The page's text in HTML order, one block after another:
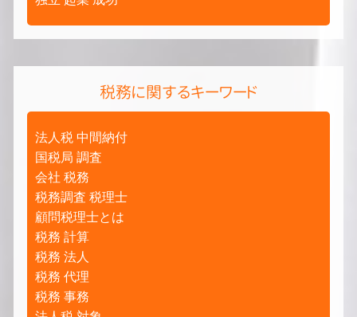
税務に関するキーワード
法人税 中間納付
国税局 調査
会社 税務
税務調査 税理士
顧問税理士とは
税務 計算
税務 法人
税務 代理
税務 事務